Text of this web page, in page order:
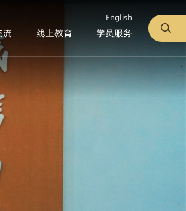
English
流 线上教育 学员服务